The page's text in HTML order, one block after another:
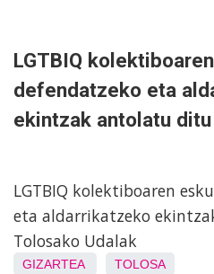
LGTBIQ
defendatzeko eta
ekintzak antolatu
LGTBIQ kolektiboaren
eta aldarrikatzeko
Tolosako Udalak
GIZARTEA TOLOSA